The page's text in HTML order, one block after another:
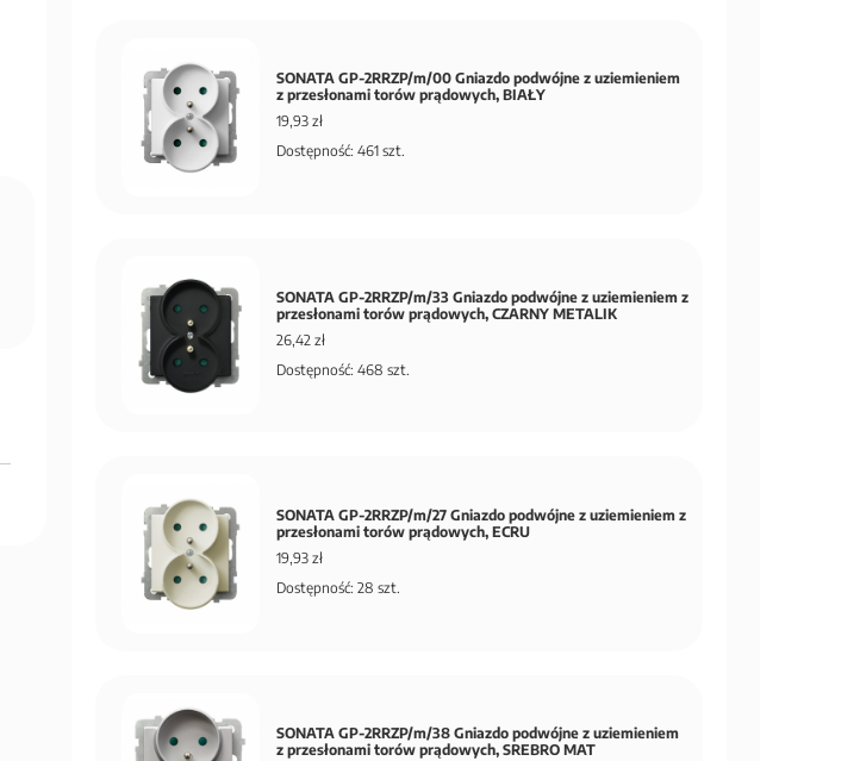
SONATA GP-2RRZP/m/00 Gniazdo podwójne z uziemieniem
z przesłonami torów prądowych, BIAŁY
19,93 zł
Dostępność: 461 szt.
SONATA GP-2RRZP/m/33 Gniazdo podwójne z uziemieniem z
przesłonami torów prądowych, CZARNY METALIK
26,42 zł
Dostępność: 468 szt.
SONATA GP-2RRZP/m/27 Gniazdo podwójne z uziemieniem z
przesłonami torów prądowych, ECRU
19,93 zł
Dostępność: 28 szt.
SONATA GP-2RRZP/m/38 Gniazdo podwójne z uziemieniem
z przesłonami torów prądowych, SREBRO MAT